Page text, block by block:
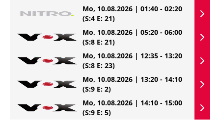
Mo, 10.08.2026 | 01:40 - 02:20
(S:4 E: 21)
Mo, 10.08.2026 | 05:20 - 06:00
(S:8 E: 21)
Mo, 10.08.2026 | 12:35 - 13:20
(S:8 E: 23)
Mo, 10.08.2026 | 13:20 - 14:10
(S:9 E: 2)
Mo, 10.08.2026 | 14:10 - 15:00
(S:9 E: 5)